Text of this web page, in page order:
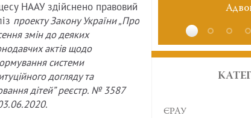
НААУ здійснено правовий
проекту Закону України „Про
змін до деяких
актів щодо
системи
догляду та
дітей” реєстр. № 3587
Адвокат+
ЄРАУ